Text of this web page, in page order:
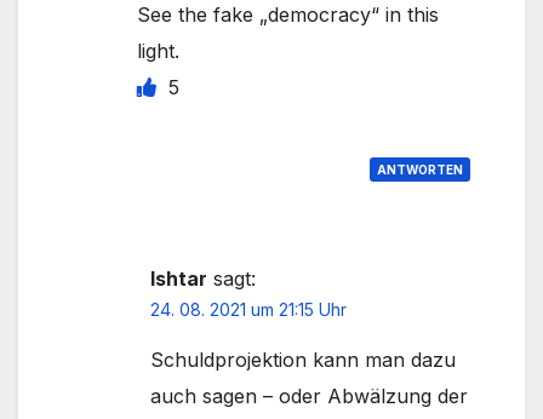
See the fake „democracy“ in this
light.
5
ANTWORTEN
Ishtar sagt:
24. 08. 2021 um 21:15 Uhr
Schuldprojektion kann man dazu
auch sagen – oder Abwälzung der